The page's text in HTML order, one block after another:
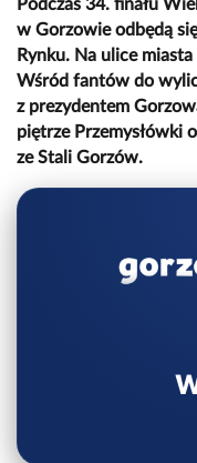
Podczas 34. finału
w Gorzowie odbędą
Rynku. Na ulice
Wśród fantów do
z prezydentem
piętrze Przemysłówki
ze Stali Gorzów.